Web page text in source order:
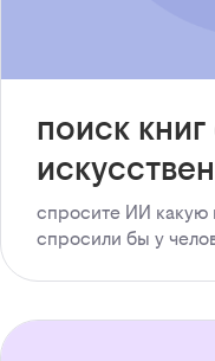
поиск
спросите ИИ какую
спросили бы у